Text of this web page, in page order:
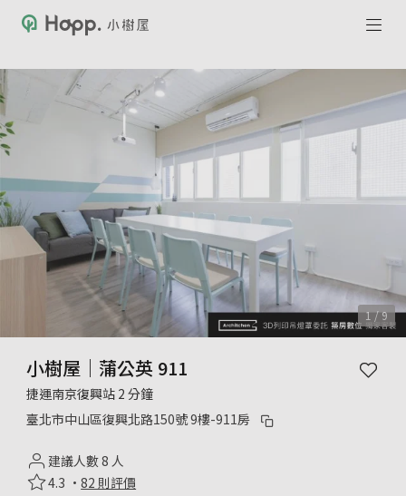
1 / 9
小樹屋｜蒲公英 911
捷運南京復興站 2 分鐘
臺北市中山區復興北路150號 9樓-911房
建議人數 8 人
4.3 ·82 則評價